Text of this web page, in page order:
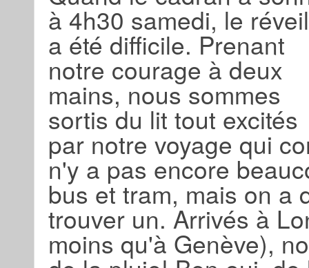
à 4h30 samedi, le réveil
a été difficile. Prenant
notre courage à deux
mains, nous sommes
sortis du lit tout excités
par notre voyage qui
n'y a pas encore
bus et tram, mais on a
trouver un. Arrivés à
moins qu'à Genève),